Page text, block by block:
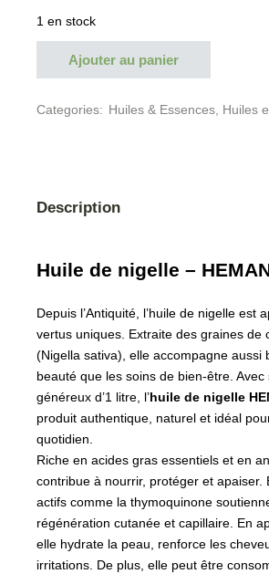
1 en stock
Ajouter au panier
Categories: Huiles & Essences Huiles
Description
Huile de nigelle –
Depuis l’Antiquité, l’huile de nigelle est
vertus uniques. Extraite des graines de
(Nigella sativa), elle accompagne aussi
beauté que les soins de bien-être. Avec
généreux d’1 litre, l’huile de nigelle
produit authentique, naturel et idéal
quotidien.
Riche en acides gras essentiels et en
contribue à nourrir, protéger et apaiser.
actifs comme la thymoquinone
régénération cutanée et capillaire. En
elle hydrate la peau, renforce les
irritations. De plus, elle peut être